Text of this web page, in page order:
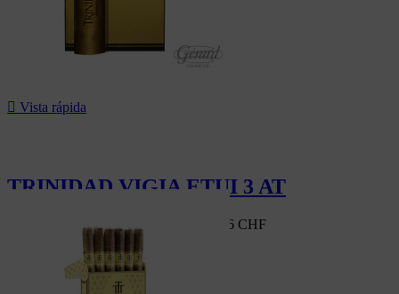
 Vista rápida
TRINIDAD VIGIA ETUI 3 AT
Mercado suizo 172,80 CHF 164,16 CHF
-5%